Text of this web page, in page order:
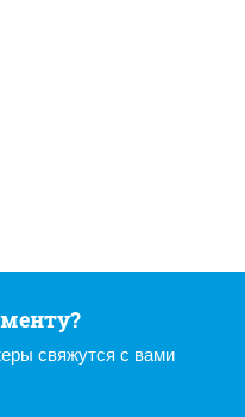
свяжутся с вами